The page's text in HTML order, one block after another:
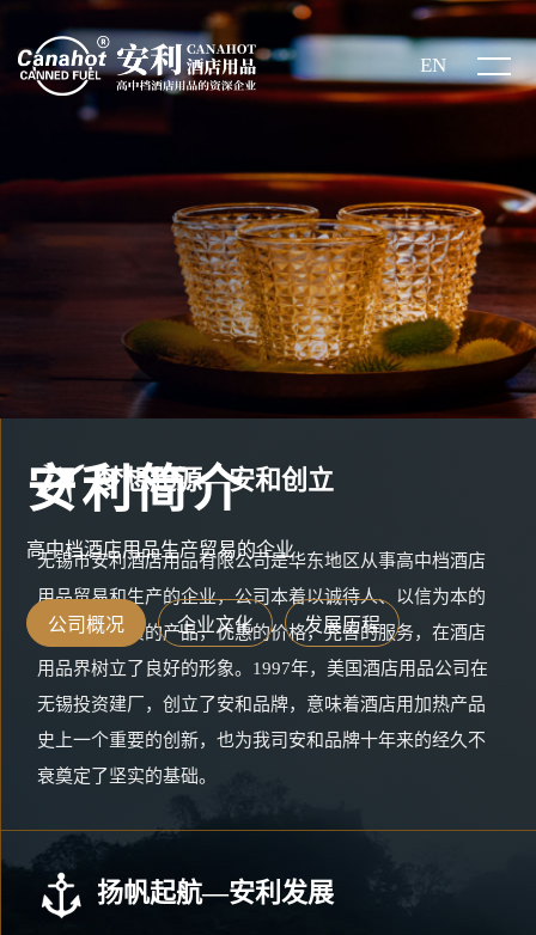
EN
安利简介
高中档酒店用品生产贸易的企业
公司概况 企业文化 发展历程
梦想起源—安和创立
无锡市安利酒店用品有限公司是华东地区从事高中档酒店
用品贸易和生产的企业，公司本着以诚待人、以信为本的
宗旨，以优质的产品，优惠的价格，完善的服务，在酒店
用品界树立了良好的形象。1997年，美国酒店用品公司在
无锡投资建厂，创立了安和品牌，意味着酒店用加热产品
史上一个重要的创新，也为我司安和品牌十年来的经久不
衰奠定了坚实的基础。
扬帆起航—安利发展